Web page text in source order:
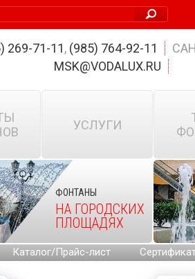
269-71-11, (985) 764-92-11
MSK@VODALUX.RU
УСЛУГИ
ФОНТАНЫ
НА ГОРОДСКИХ
ПЛОЩАДЯХ
Каталог/Прайс-лист